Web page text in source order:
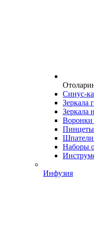
Синус-
Зеркала
Зеркала
Пинцеты
Наборы
Инфузия